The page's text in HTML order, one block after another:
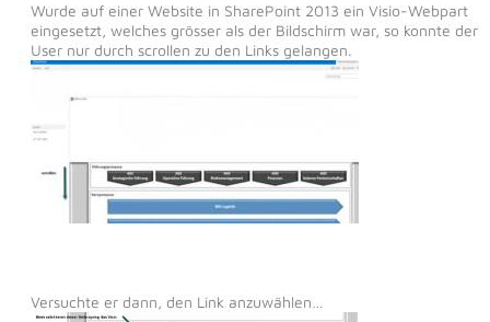
Wurde auf einer Website in SharePoint 2013 ein Visio-Webpart
eingesetzt, welches grösser als der Bildschirm war, so konnte der
User nur durch scrollen zu den Links gelangen.
Versuchte er dann, den Link anzuwählen…